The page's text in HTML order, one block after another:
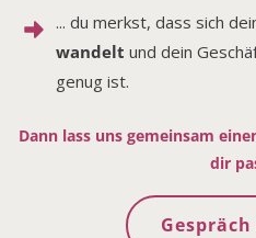
... du merkst, dass sich
wandelt und dein
genug ist.
Dann lass uns gemeinsam
dir